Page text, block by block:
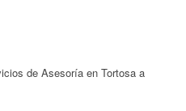
de Asesoría en Tortosa a